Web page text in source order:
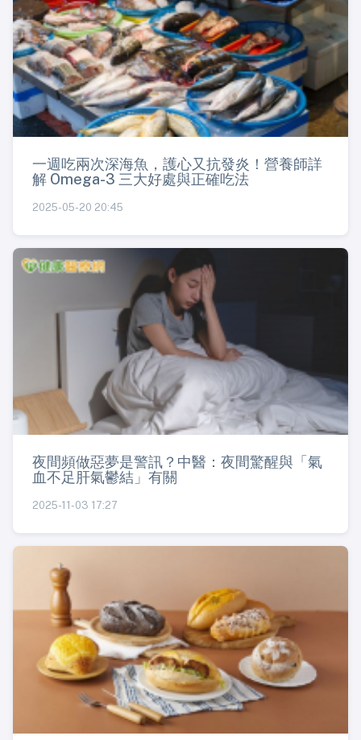
一週吃兩次深海魚，護心又抗發炎！營養師詳
解 Omega-3 三大好處與正確吃法
2025-05-20 20:45
夜間頻做惡夢是警訊？中醫：夜間驚醒與「氣
血不足肝氣鬱結」有關
2025-11-03 17:27